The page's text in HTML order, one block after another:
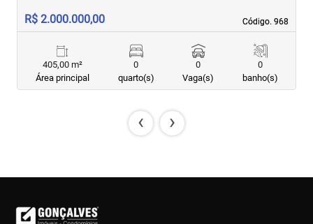
Código. 968
Código. 968
R$ 2.000.000,00
405,00 m²
Área principal
0
quarto(s)
0
Vaga(s)
0
banho(s)
‹ ›